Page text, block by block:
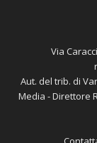
Via
Aut. del trib. di
Media - Direttore